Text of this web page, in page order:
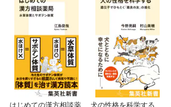
はじめての漢方相談薬
犬の性格を科学する